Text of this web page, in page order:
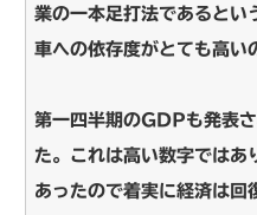
業の一本足打法であるとい
車への依存度がとても高い
第一四半期のGDPも発表
た。これは高い数字ではあ
あったので着実に経済は